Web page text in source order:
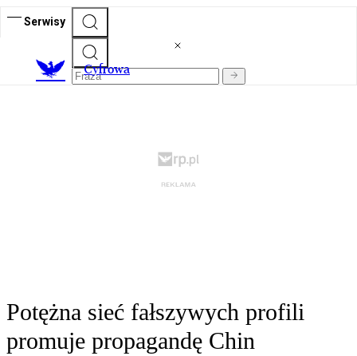
Serwisy
Cyfrowa
Potężna sieć fałszywych profili
promuje propagandę Chin